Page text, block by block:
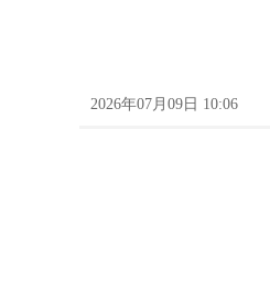
2026年07月09日 10:06